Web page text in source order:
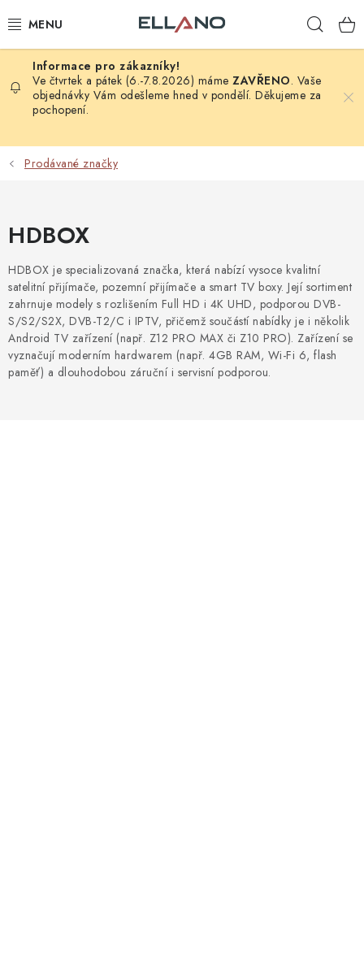
na
NOVINKY
PŘÍJEM TV
ELEKTRO
AUTO - MOTO - CYKLO
ROZBALENÉ ZBOŽÍ
VÝPRODEJ
Blog Kontakty Kdo jsme? Moje objednávka
Ve čtvrtek a pátek (6.-7.8.2026) máme ZAVŘENO. Vaše
objednávky Vám odešleme hned v pondělí. Děkujeme za
pochopení.
Prodávané značky
HDBOX
HDBOX je specializovaná značka, která nabízí vysoce kvalitní
satelitní přijímače, pozemní přijímače a smart TV boxy. Její sortiment
zahrnuje modely s rozlišením Full HD i 4K UHD, podporou DVB-
S/S2/S2X, DVB-T2/C i IPTV, přičemž součástí nabídky je i několik
Android TV zařízení (např. Z12 PRO MAX či Z10 PRO). Zařízení se
vyznačují moderním hardwarem (např. 4GB RAM, Wi-Fi 6, flash
paměť) a dlouhodobou záruční i servisní podporou.